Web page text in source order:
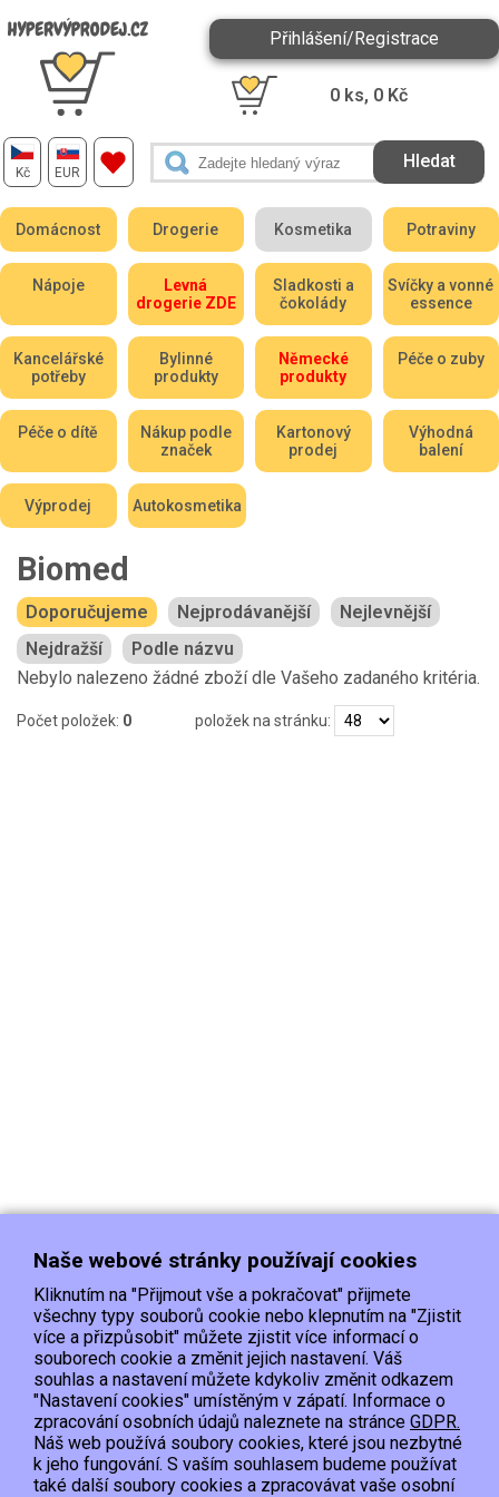
Kč EUR
Přihlášení/Registrace
0 ks, 0 Kč
Domácnost Drogerie Kosmetika Potraviny
Nápoje
Levná
drogerie ZDE
Sladkosti a
čokolády
Svíčky a vonné
essence
Kancelářské
potřeby
Bylinné
produkty
Německé
produkty
Péče o zuby
Péče o dítě
Nákup podle
značek
Kartonový
prodej
Výhodná
balení
Výprodej Autokosmetika
Biomed
Doporučujeme Nejprodávanější
Nejlevnější
Nejdražší
Podle názvu
Nebylo nalezeno žádné zboží dle Vašeho zadaného kritéria.
Počet položek: 0 položek na stránku:
Doprava Platba
Kontakt/Reklamace
Obchodní podmínky
Ochrana os.údajů
EET :Podle zákona o evidenci tržeb je prodávající povinen vystavit kupujícímu
Naše webové stránky používají cookies
Kliknutím na "Přijmout vše a pokračovat" přijmete
všechny typy souborů cookie nebo klepnutím na "Zjistit
více a přizpůsobit" můžete zjistit více informací o
souborech cookie a změnit jejich nastavení. Váš
souhlas a nastavení můžete kdykoliv změnit odkazem
"Nastavení cookies" umístěným v zápatí. Informace o
zpracování osobních údajů naleznete na stránce GDPR.
Náš web používá soubory cookies, které jsou nezbytné
k jeho fungování. S vaším souhlasem budeme používat
také další soubory cookies a zpracovávat vaše osobní